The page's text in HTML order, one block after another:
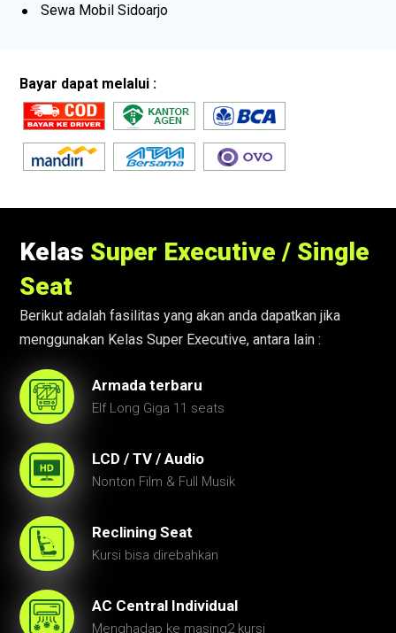
Sewa Mobil Sidoarjo
Bayar dapat melalui :
Kelas Super Executive / Single
Seat
Berikut adalah fasilitas yang akan anda dapatkan jika
menggunakan Kelas Super Executive, antara lain :
Armada terbaru
Elf Long Giga 11 seats
LCD / TV / Audio
Nonton Film & Full Musik
Reclining Seat
Kursi bisa direbahkan
AC Central Individual
Menghadap ke masing2 kursi